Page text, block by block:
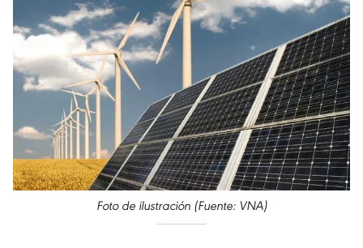
Foto de ilustración (Fuente: VNA)